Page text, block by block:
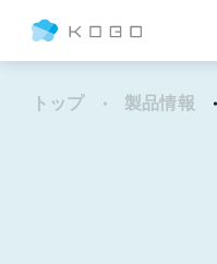
トップ 製品情報